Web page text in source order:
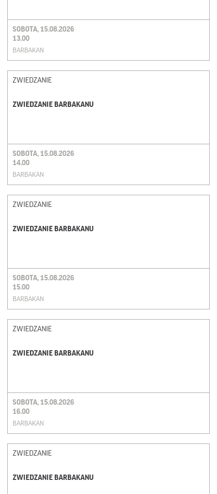
SOBOTA, 15.08.2026
13.00
BARBAKAN
ZWIEDZANIE
ZWIEDZANIE BARBAKANU
SOBOTA, 15.08.2026
14.00
BARBAKAN
ZWIEDZANIE
ZWIEDZANIE BARBAKANU
SOBOTA, 15.08.2026
15.00
BARBAKAN
ZWIEDZANIE
ZWIEDZANIE BARBAKANU
SOBOTA, 15.08.2026
16.00
BARBAKAN
ZWIEDZANIE
ZWIEDZANIE BARBAKANU